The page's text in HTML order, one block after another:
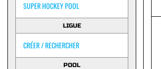
SUPER HOCKEY POOL
LIGUE
CRÉER / RECHERCHER
POOL